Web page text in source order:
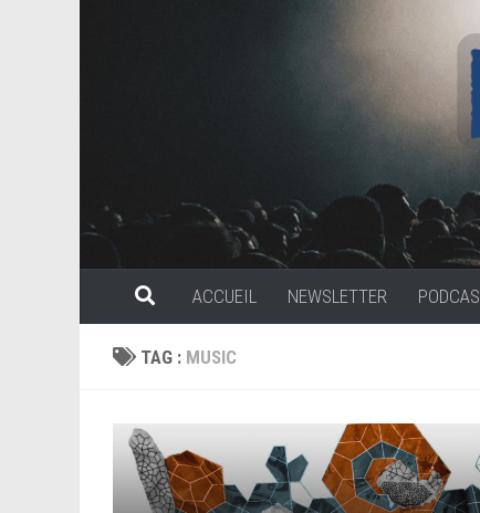
ACCUEIL NEWSLETTER
TAG : MUSIC